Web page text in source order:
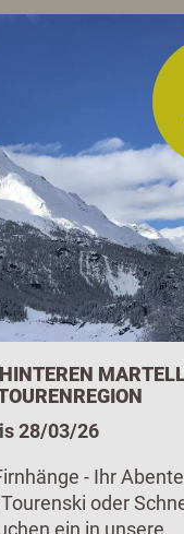
28/03/26
- Ihr
oder
ein in unsere